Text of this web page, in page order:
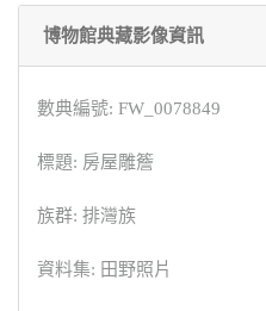
博物館典藏影像資訊
數典編號: FW_0078849
標題: 房屋雕簷
族群: 排灣族
資料集: 田野照片